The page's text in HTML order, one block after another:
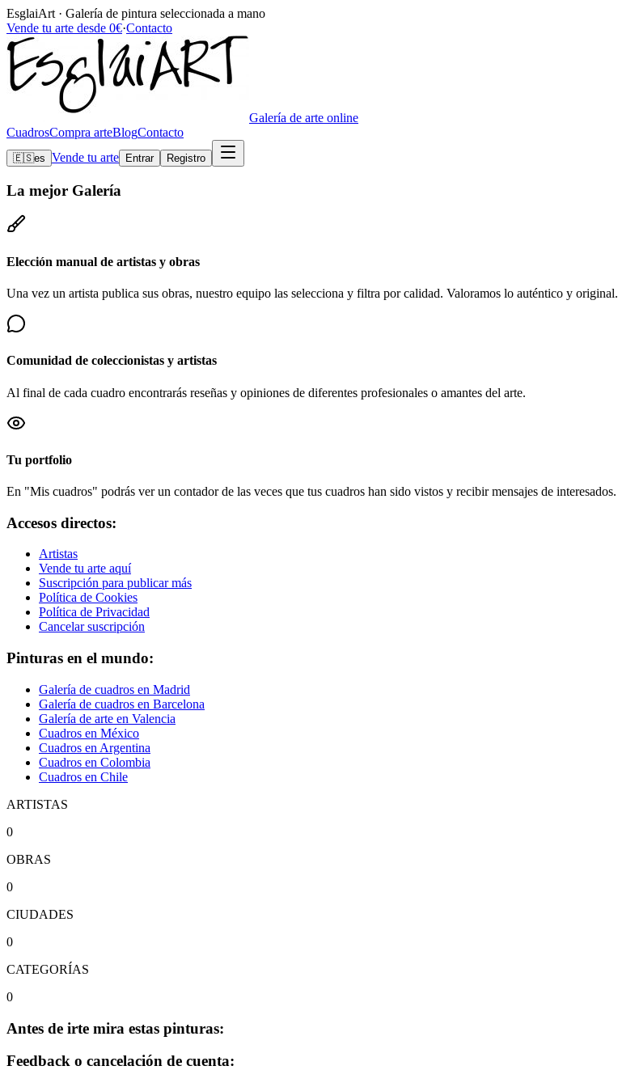
EsglaiArt · Galería de pintura seleccionada a mano
Vende tu arte desde 0€·Contacto
Galería de arte online
CuadrosCompra arteBlogContacto
🇪🇸es Vende tu arte Entrar Registro
La mejor Galería
Elección manual de artistas y obras
Una vez un artista publica sus obras, nuestro equipo las selecciona y filtra por calidad. Valoramos lo auténtico y original.
Comunidad de coleccionistas y artistas
Al final de cada cuadro encontrarás reseñas y opiniones de diferentes profesionales o amantes del arte.
Tu portfolio
En "Mis cuadros" podrás ver un contador de las veces que tus cuadros han sido vistos y recibir mensajes de interesados.
Accesos directos:
Artistas
Vende tu arte aquí
Suscripción para publicar más
Política de Cookies
Política de Privacidad
Cancelar suscripción
Pinturas en el mundo:
Galería de cuadros en Madrid
Galería de cuadros en Barcelona
Galería de arte en Valencia
Cuadros en México
Cuadros en Argentina
Cuadros en Colombia
Cuadros en Chile
ARTISTAS
0
OBRAS
0
CIUDADES
0
CATEGORÍAS
0
Antes de irte mira estas pinturas:
Feedback o cancelación de cuenta: